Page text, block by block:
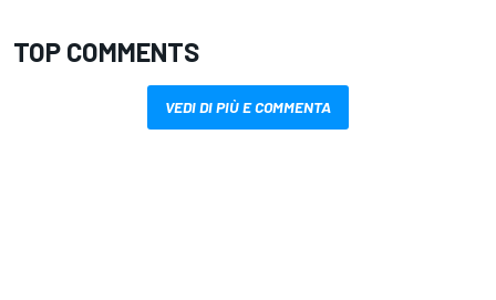
TOP COMMENTS
VEDI DI PIÙ E COMMENTA